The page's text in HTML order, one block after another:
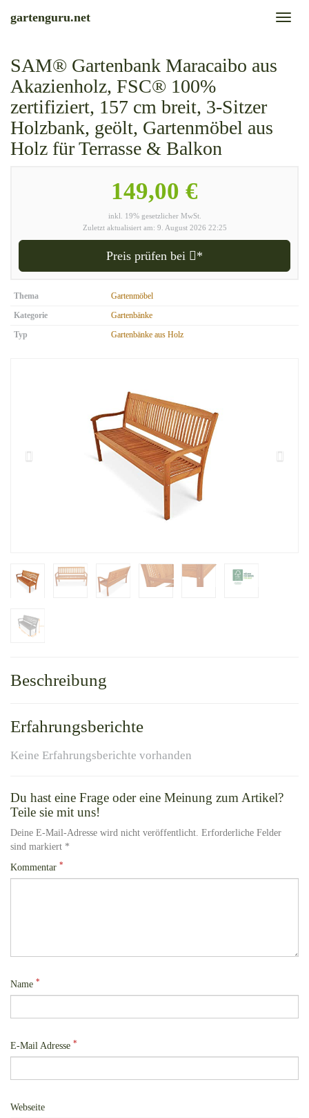
Toggle
gartenguru.net
SAM® Gartenbank Maracaibo aus
Akazienholz, FSC® 100%
zertifiziert, 157 cm breit, 3-Sitzer
Holzbank, geölt, Gartenmöbel aus
Holz für Terrasse & Balkon
149,00 €
inkl. 19% gesetzlicher MwSt.
Zuletzt aktualisiert am: 9. August 2026 22:25
Preis prüfen bei *
Thema
Gartenmöbel
Kategorie
Gartenbänke
Typ
Gartenbänke aus Holz
Beschreibung
Erfahrungsberichte
Keine Erfahrungsberichte vorhanden
Du hast eine Frage oder eine Meinung zum Artikel?
Teile sie mit uns!
Deine E-Mail-Adresse wird nicht veröffentlicht. Erforderliche Felder
sind markiert *
Kommentar *
Name *
E-Mail Adresse *
Webseite